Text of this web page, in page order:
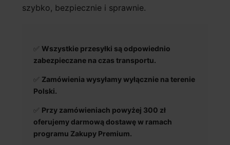
szybko, bezpiecznie i sprawnie.
✅ Wszystkie przesyłki są odpowiednio
zabezpieczane na czas transportu.
✅ Zamówienia wysyłamy wyłącznie na terenie
Polski.
✅ Przy zamówieniach powyżej 300 zł
oferujemy darmową dostawę w ramach
programu Zakupy Premium.